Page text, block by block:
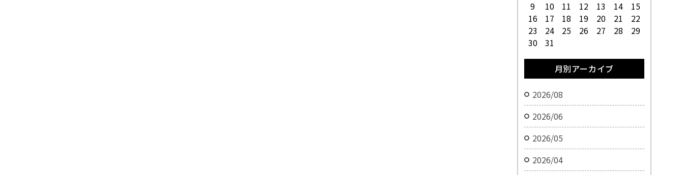
9
10 11 12 13 14
15
16
17 18 19 20 21
22
23
24 25 26 27 28
29
30
31
月別アーカイブ
2026/08
2026/06
2026/05
2026/04